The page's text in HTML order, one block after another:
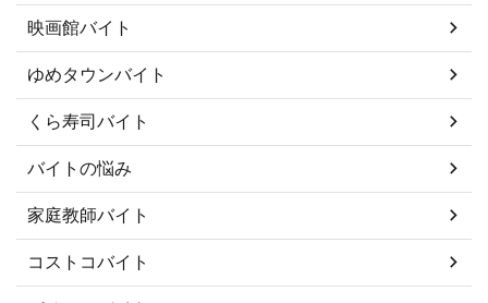
映画館バイト
ゆめタウンバイト
くら寿司バイト
バイトの悩み
家庭教師バイト
コストコバイト